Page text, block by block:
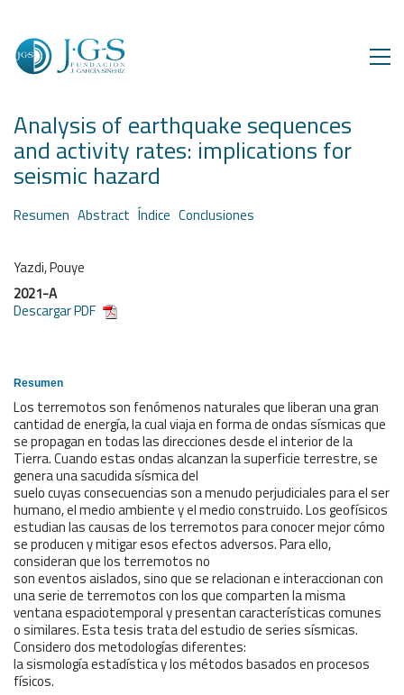
Analysis of earthquake sequences
and activity rates: implications for
seismic hazard
Resumen Abstract Índice Conclusiones
Yazdi, Pouye
2021-A
Descargar PDF
Resumen
Los terremotos son fenómenos naturales que liberan una gran
cantidad de energía, la cual viaja en forma de ondas sísmicas que
se propagan en todas las direcciones desde el interior de la
Tierra. Cuando estas ondas alcanzan la superficie terrestre, se
genera una sacudida sísmica del
suelo cuyas consecuencias son a menudo perjudiciales para el ser
humano, el medio ambiente y el medio construido. Los geofísicos
estudian las causas de los terremotos para conocer mejor cómo
se producen y mitigar esos efectos adversos. Para ello,
consideran que los terremotos no
son eventos aislados, sino que se relacionan e interaccionan con
una serie de terremotos con los que comparten la misma
ventana espaciotemporal y presentan características comunes
o similares. Esta tesis trata del estudio de series sísmicas.
Considero dos metodologías diferentes:
la sismología estadística y los métodos basados en procesos
físicos.